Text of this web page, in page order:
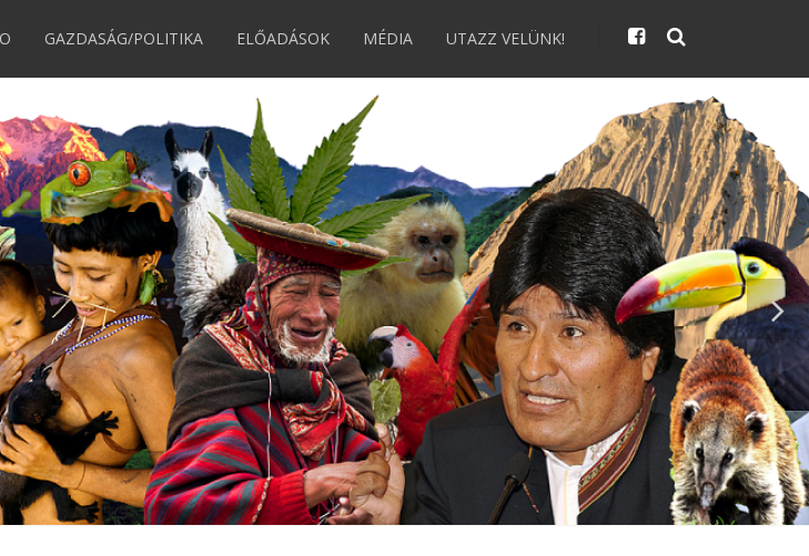
GAZDASÁG/POLITIKA ELŐADÁSOK MÉDIA UTAZZ VELÜNK!